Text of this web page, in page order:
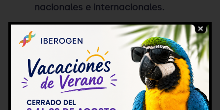
nacionales e internacionales.